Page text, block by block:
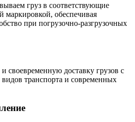
груз в соответствующие
маркировкой, обеспечивая
при погрузочно-разгрузочных
своевременную доставку грузов с
транспорта и современных